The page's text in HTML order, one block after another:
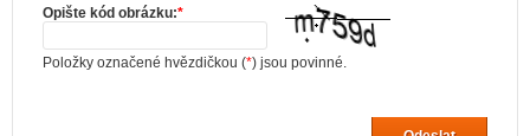
Opište kód obrázku:*
Položky označené hvězdičkou (*) jsou povinné.